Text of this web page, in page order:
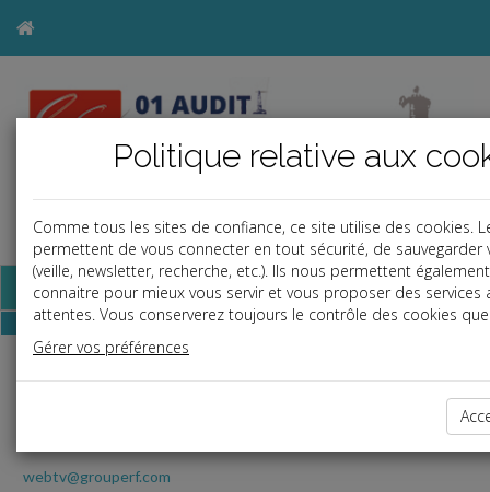
b
j
a
Base documentaire
Toute l'actualité juridique en vidéo avec
webtv@grouperf.com
Politique relative aux
Comme tous les sites de confiance, ce site utilise des cookies.
permettent de vous connecter en tout sécurité, de sauvegarder
(veille, newsletter, recherche, etc.). Ils nous permettent
connaitre pour mieux vous servir et vous proposer des services
attentes. Vous conserverez toujours le contrôle des cookies
Gérer vos préférences